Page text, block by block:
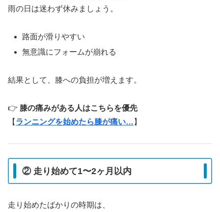
雨の日は迷わず休みましょう。
路面が滑りやすい
無意識にフォームが崩れる
結果として、膝への負担が増えます。
👉 膝の痛みがある人はこちらを優先
【 ランニングを始めたら膝が痛い… 】
② 走り始めて1〜2ヶ月以内
走り始めたばかりの時期は、